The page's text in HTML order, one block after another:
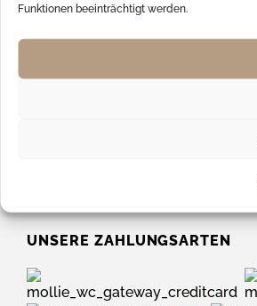
Funktionen beeinträchtigt werden.
FAQ
Hilfe & Support
UNSERE ZAHLUNGSARTEN